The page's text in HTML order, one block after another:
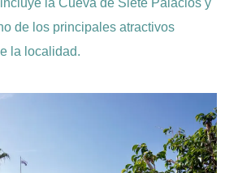
de los principales atractivos
la localidad.